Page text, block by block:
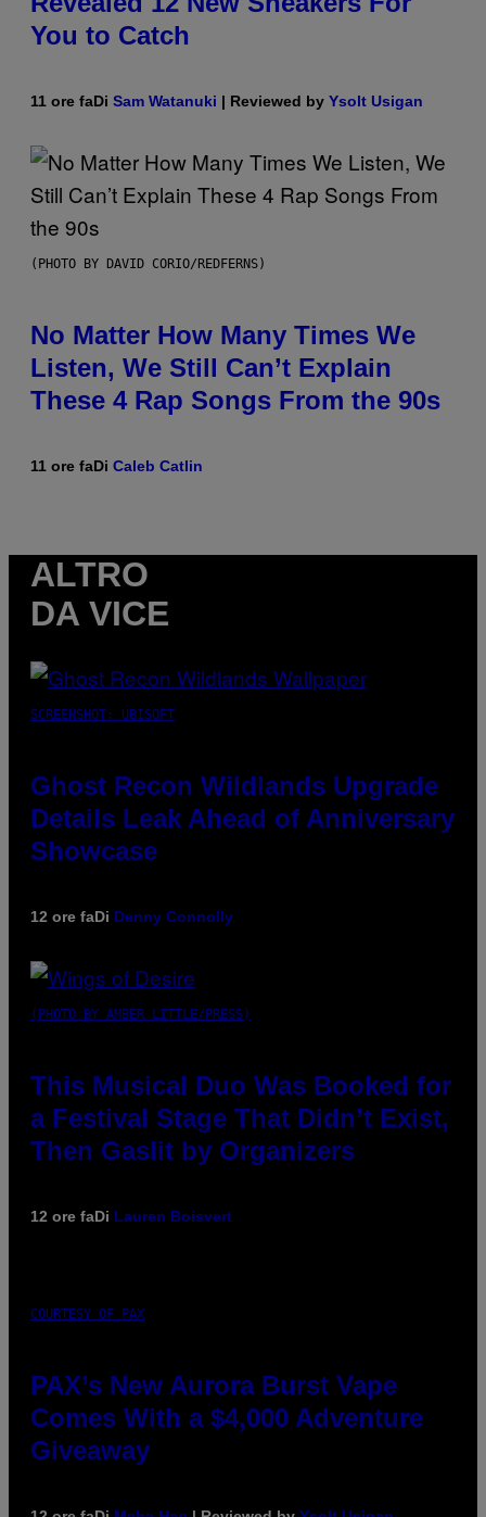
You to Catch
11 ore faDi Sam Watanuki | Reviewed by Ysolt Usigan
(PHOTO BY DAVID CORIO/REDFERNS)
No Matter How Many Times We
Listen, We Still Can’t Explain
These 4 Rap Songs From the 90s
11 ore faDi Caleb Catlin
ALTRO
DA VICE
SCREENSHOT: UBISOFT
Ghost Recon Wildlands Upgrade
Details Leak Ahead of Anniversary
Showcase
12 ore faDi Denny Connolly
(PHOTO BY AMBER LITTLE/PRESS)
This Musical Duo Was Booked for
a Festival Stage That Didn’t Exist,
Then Gaslit by Organizers
12 ore faDi Lauren Boisvert
COURTESY OF PAX
PAX’s New Aurora Burst Vape
Comes With a $4,000 Adventure
Giveaway